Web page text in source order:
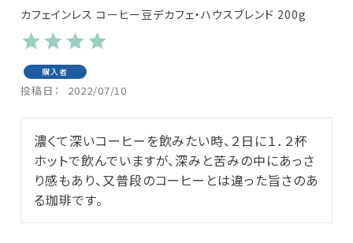
カフェインレス コーヒー豆デカフェ・ハウスブレンド 200g
購入者
投稿日 2022/07/10
濃くて深いコーヒーを飲みたい時、２日に１．２杯
ホットで飲んでいますが、深みと苦みの中にあっさ
り感もあり、又普段のコーヒーとは違った旨さのあ
る珈琲です。